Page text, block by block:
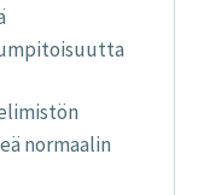
normaalin